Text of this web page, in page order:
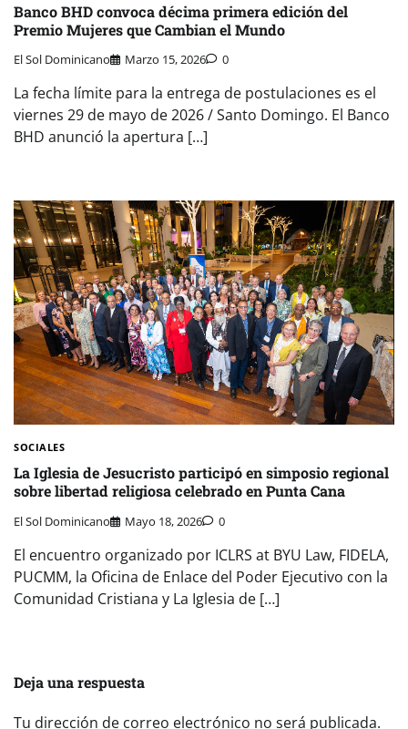
Banco BHD convoca décima primera edición del
Premio Mujeres que Cambian el Mundo
El Sol Dominicano Marzo 15, 2026 0
La fecha límite para la entrega de postulaciones es el
viernes 29 de mayo de 2026 / Santo Domingo. El Banco
BHD anunció la apertura […]
SOCIALES
La Iglesia de Jesucristo participó en simposio regional
sobre libertad religiosa celebrado en Punta Cana
El Sol Dominicano Mayo 18, 2026 0
El encuentro organizado por ICLRS at BYU Law, FIDELA,
PUCMM, la Oficina de Enlace del Poder Ejecutivo con la
Comunidad Cristiana y La Iglesia de […]
Deja una respuesta
Tu dirección de correo electrónico no será publicada.